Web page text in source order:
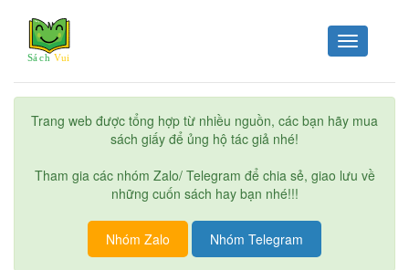
Toggle
navigation
Trang web được tổng hợp từ nhiều nguồn, các bạn hãy mua
sách giấy để ủng hộ tác giả nhé!
Tham gia các nhóm Zalo/ Telegram để chia sẻ, giao lưu về
những cuốn sách hay bạn nhé!!!
Nhóm Zalo Nhóm Telegram